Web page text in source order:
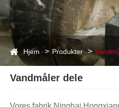
Hjem Produkter
Vandmåler dele